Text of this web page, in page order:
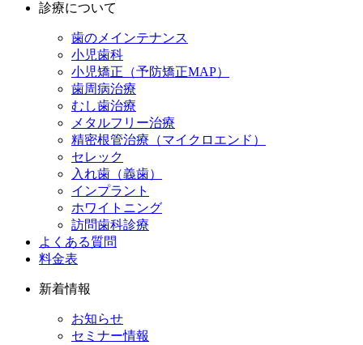
診療について
歯のメインテナンス
小児歯科
小児矯正（予防矯正MAP）
歯周病治療
むし歯治療
メタルフリー治療
精密根管治療（マイクロエンド）
セレック
入れ歯（義歯）
インプラント
ホワイトニング
訪問歯科診療
よくある質問
料金表
新着情報
お知らせ
セミナー情報